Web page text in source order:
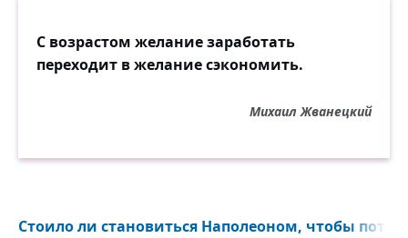
С возрастом желание заработать
переходит в желание сэкономить.
Михаил Жванецкий
Стоило ли становиться Наполеоном, чтобы